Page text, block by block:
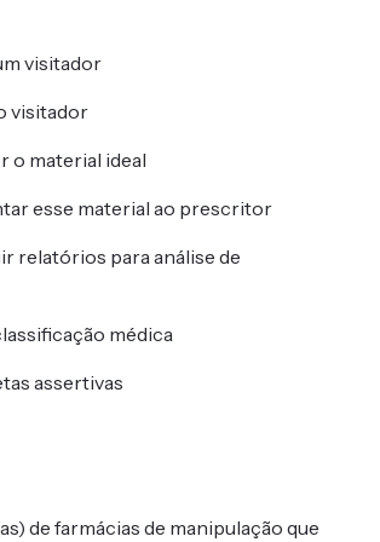
visitador
visitador
o material ideal
esse material ao prescritor
relatórios para análise de
médica
assertivas
de farmácias de manipulação que